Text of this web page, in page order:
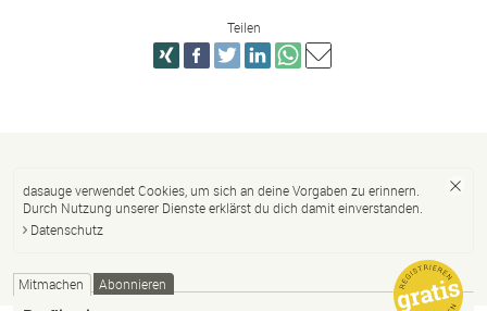
Teilen
dasauge verwendet Cookies, um sich an deine Vorgaben zu erinnern.
Durch Nutzung unserer Dienste erklärst du dich damit einverstanden.
Datenschutz
Mitmachen Abonnieren